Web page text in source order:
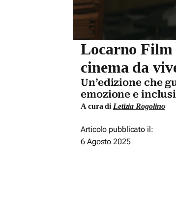
Locarno Film
cinema da
Un’edizione che
emozione e
A cura diLetizia Rogolino
Articolo pubblicato il:
6 Agosto 2025